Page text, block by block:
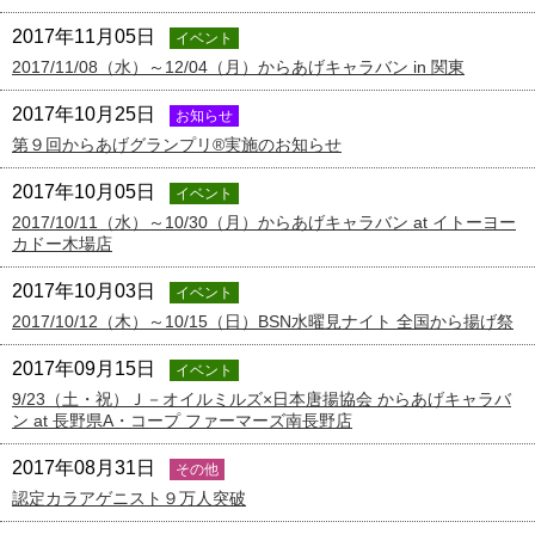
2017年11月05日 イベント
2017/11/08（水）～12/04（月）からあげキャラバン in 関東
2017年10月25日 お知らせ
第９回からあげグランプリ®実施のお知らせ
2017年10月05日 イベント
2017/10/11（水）～10/30（月）からあげキャラバン at イトーヨー
カドー木場店
2017年10月03日 イベント
2017/10/12（木）～10/15（日）BSN水曜見ナイト 全国から揚げ祭
2017年09月15日 イベント
9/23（土・祝）Ｊ－オイルミルズ×日本唐揚協会 からあげキャラバ
ン at 長野県A・コープ ファーマーズ南長野店
2017年08月31日 その他
認定カラアゲニスト９万人突破